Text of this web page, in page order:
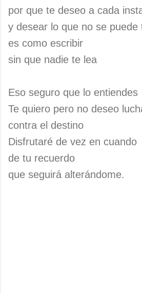
por que te deseo a cada
y desear lo que no se puede
es como escribir
sin que nadie te lea
Eso seguro que lo entiendes
Te quiero pero no deseo
contra el destino
Disfrutaré de vez en cuando
de tu recuerdo
que seguirá alterándome.